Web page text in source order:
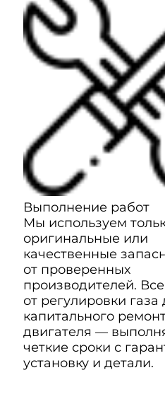
Выполнение работ
Мы используем
оригинальные или
качественные
от проверенных
производителей.
от регулировки газа
капитального
двигателя —
четкие сроки с
установку и детали.